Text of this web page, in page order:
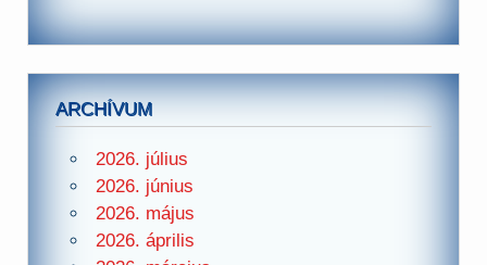
ARCHÍVUM
2026. július
2026. június
2026. május
2026. április